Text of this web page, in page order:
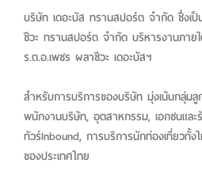
บริษัท เดอะบัส ทรานสปอร์ต จำกัด ซึ่งเ
ชีวะ ทรานสปอร์ต จำกัด บริหารงานภา
ร.ต.อ.เพชร ผลาชีวะ เดอะบัสฯ
สำหรับการบริการของบริษัท มุ่งเน้นกลุ่ม
พนักงานบริษัท, อุตสาหกรรม, เอกชนแล
ทัวร์Inbound, การบริการนักท่องเที่ยวทั้ง
ของประเทศไทย